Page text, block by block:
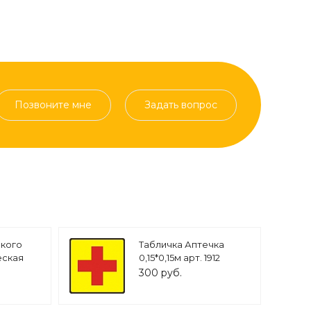
Позвоните мне Задать вопрос
Табличка Аптечка
0,15*0,15м арт. 1912
300 руб.